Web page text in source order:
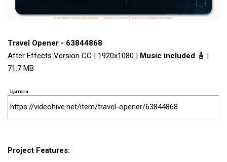
Travel Opener - 63844868
After Effects Version CC | 1920x1080 | Music included 🎸 |
71.7 MB
Цитата
https://videohive.net/item/travel-opener/63844868
Project Features: